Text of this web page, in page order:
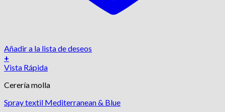
Añadir a la lista de deseos
+
Vista Rápida
Cerería molla
Spray textil Mediterranean & Blue